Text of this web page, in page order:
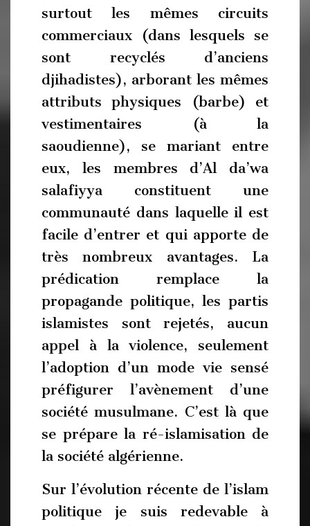
surtout les mêmes circuits
commerciaux (dans lesquels se
sont recyclés d’anciens
djihadistes), arborant les mêmes
attributs physiques (barbe) et
vestimentaires (à la
saoudienne), se mariant entre
eux, les membres d’Al da’wa
salafiyya constituent une
communauté dans laquelle il est
facile d’entrer et qui apporte de
très nombreux avantages. La
prédication remplace la
propagande politique, les partis
islamistes sont rejetés, aucun
appel à la violence, seulement
l’adoption d’un mode vie sensé
préfigurer l’avènement d’une
société musulmane. C’est là que
se prépare la ré-islamisation de
la société algérienne.
Sur l’évolution récente de l’islam
politique je suis redevable à